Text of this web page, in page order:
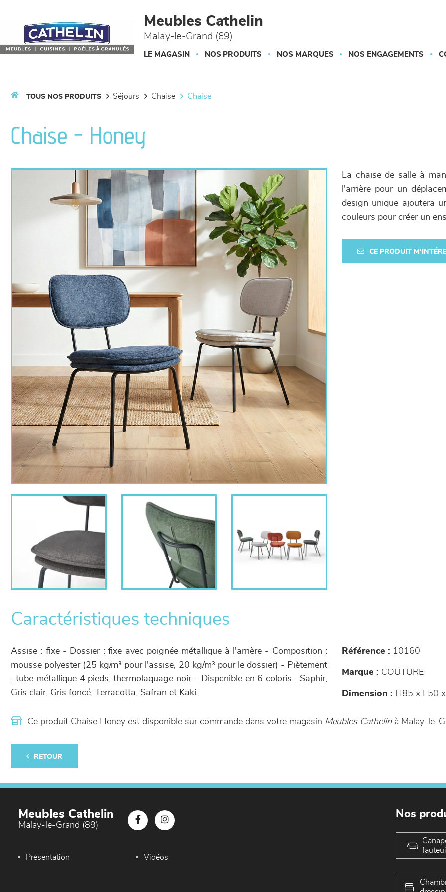
Meubles Cathelin
Malay-le-Grand (89)
LE MAGASIN NOS PRODUITS NOS MARQUES NOS ENGAGEMENTS
TOUS NOS PRODUITS séjours chaise chaise
Chaise - Honey
La chaise de salle à
l'arrière pour un
design unique ajoutera
couleurs pour créer un
CE PRODUIT
Caractéristiques techniques
Assise : fixe - Dossier : fixe avec poignée métallique à l'arrière - Composition :
mousse polyester (25 kg/m³ pour l'assise, 20 kg/m³ pour le dossier) - Piètement
: tube métallique 4 pieds, thermolaquage noir - Disponible en 6 coloris : Saphir,
Gris clair, Gris foncé, Terracotta, Safran et Kaki.
Référence : 10160
Marque : COUTURE
Dimension : H85 x L50
Ce produit Chaise Honey est disponible sur commande dans votre magasin Meubles Cathelinà Malay-le-
RETOUR
Meubles Cathelin
Malay-le-Grand (89)
Présentation Vidéos
Nos